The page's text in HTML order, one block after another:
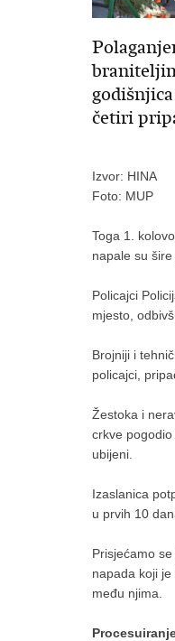
četiri
Izvor: HINA
Foto: MUP
Toga 1.
napale su
Policajci
mjesto,
Brojniji i
policajci,
Žestoka i
crkve
ubijeni.
Izaslanica
u prvih 10
Prisjećamo
napada koji
među njima.